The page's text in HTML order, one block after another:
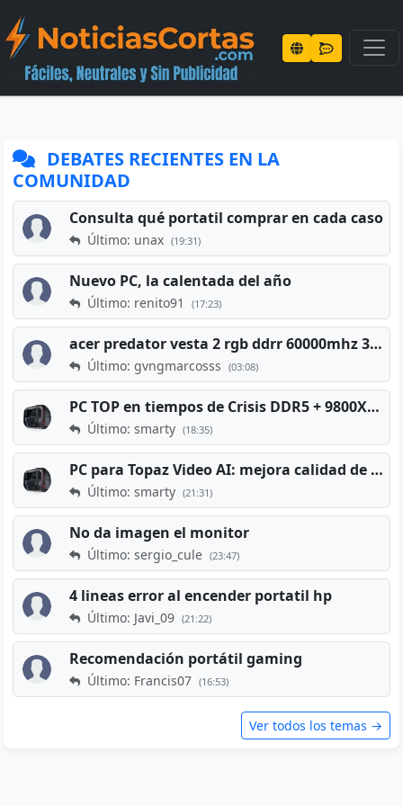
DEBATES RECIENTES EN LA
COMUNIDAD
Consulta qué portatil comprar en cada caso
Último: unax (19:31)
Nuevo PC, la calentada del año
Último: renito91 (17:23)
acer predator vesta 2 rgb ddrr 60000mhz 32gb x2 16gb
Último: gvngmarcosss (03:08)
PC TOP en tiempos de Crisis DDR5 + 9800X3D + RTX 5080 [2026][2400€]
Último: smarty (18:35)
PC para Topaz Video AI: mejora calidad de vídeos viejos
Último: smarty (21:31)
No da imagen el monitor
Último: sergio_cule (23:47)
4 lineas error al encender portatil hp
Último: Javi_09 (21:22)
Recomendación portátil gaming
Último: Francis07 (16:53)
Ver todos los temas →